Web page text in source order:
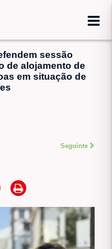
sessão
de alojamento de
em situação de
Seguinte